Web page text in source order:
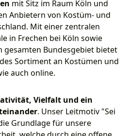
mit Sitz im Raum Köln und
Anbietern von Kostüm- und
Mit einer zentralen
in Frechen bei Köln sowie
gesamten Bundesgebiet bietet
Sortiment an Kostümen und
auch online.
Vielfalt und ein
. Unser Leitmotiv "Sei
Grundlage für unsere